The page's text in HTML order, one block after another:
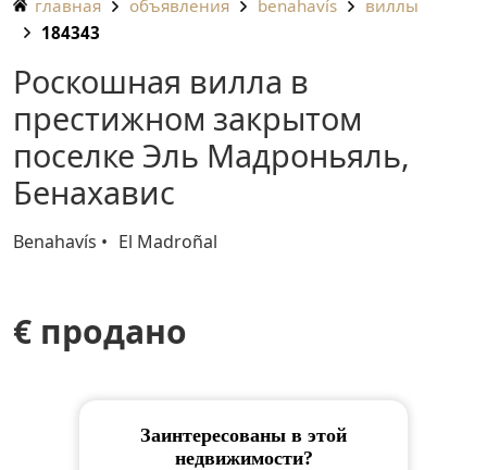
главная объявления benahavís
виллы
184343
Роскошная вилла в
престижном закрытом
поселке Эль Мадроньяль,
Бенахавис
Benahavís El Madroñal
€ продано
Заинтересованы в этой
недвижимости?